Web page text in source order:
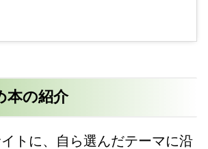
本の紹介
トに、自ら選んだテーマに沿